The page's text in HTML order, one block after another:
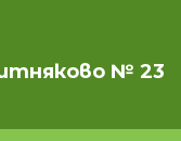
№ 23